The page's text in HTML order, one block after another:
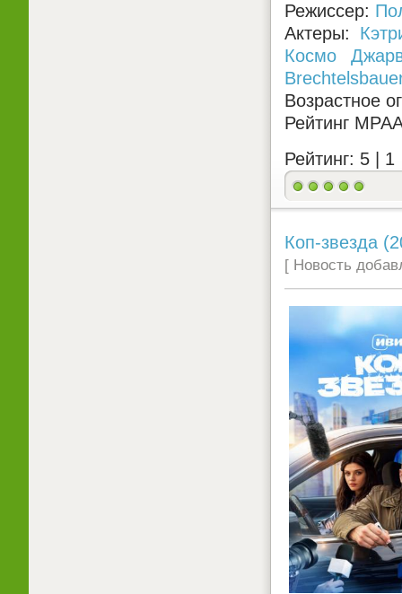
Режиссер:
Актеры:
Космо
Возрастное
Рейтинг
Рейтинг: 5 | 1
Коп-звезда
[ Новость